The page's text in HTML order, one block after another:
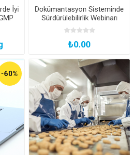
İyi
Dokümantasyon Sisteminde
Sürdürülebilirlik Webinarı
₺0.00
-60%